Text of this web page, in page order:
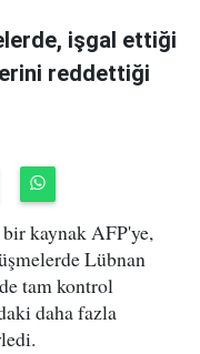
işgal ettiği
reddettiği
bir kaynak AFP'ye,
Lübnan
tam kontrol
daha fazla